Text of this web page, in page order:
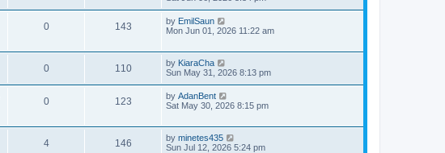
0 143 by EmilSaun
Mon Jun 01, 2026 11:22 am
0 110 by KiaraCha
Sun May 31, 2026 8:13 pm
0 123 by AdanBent
Sat May 30, 2026 8:15 pm
4 146 by minetes435
Sun Jul 12, 2026 5:24 pm